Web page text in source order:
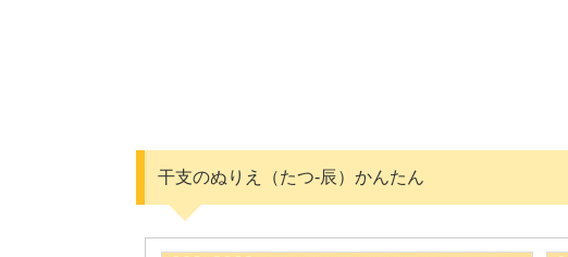
干支のぬりえ（たつ-辰）かんたん